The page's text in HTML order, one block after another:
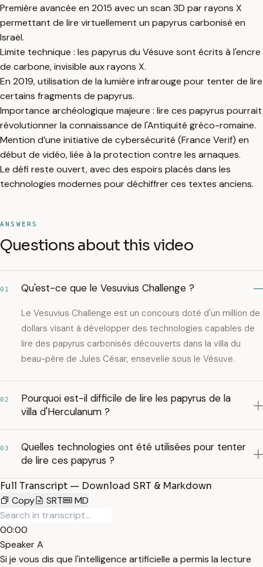
Première avancée en 2015 avec un scan 3D par rayons X
permettant de lire virtuellement un papyrus carbonisé en
Israël.
Limite technique : les papyrus du Vésuve sont écrits à l'encre
de carbone, invisible aux rayons X.
En 2019, utilisation de la lumière infrarouge pour tenter de lire
certains fragments de papyrus.
Importance archéologique majeure : lire ces papyrus pourrait
révolutionner la connaissance de l'Antiquité gréco-romaine.
Mention d’une initiative de cybersécurité (France Verif) en
début de vidéo, liée à la protection contre les arnaques.
Le défi reste ouvert, avec des espoirs placés dans les
technologies modernes pour déchiffrer ces textes anciens.
ANSWERS
Questions about this video
01 Qu'est-ce que le Vesuvius Challenge ?
Le Vesuvius Challenge est un concours doté d'un million de
dollars visant à développer des technologies capables de
lire des papyrus carbonisés découverts dans la villa du
beau-père de Jules César, ensevelie sous le Vésuve.
02
Pourquoi est-il difficile de lire les papyrus de la
villa d'Herculanum ?
03
Quelles technologies ont été utilisées pour tenter
de lire ces papyrus ?
Full Transcript — Download SRT & Markdown
Copy
SRT MD
00:00
Speaker A
Si je vous dis que l'intelligence artificielle a permis la lecture